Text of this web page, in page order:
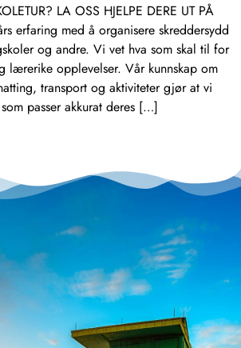
LA OSS HJELPE DERE UT PÅ
erfaring med å organisere skreddersydd
og andre. Vi vet hva som skal til for
lærerike opplevelser. Vår kunnskap om
transport og aktiviteter gjør at vi
passer akkurat deres […]